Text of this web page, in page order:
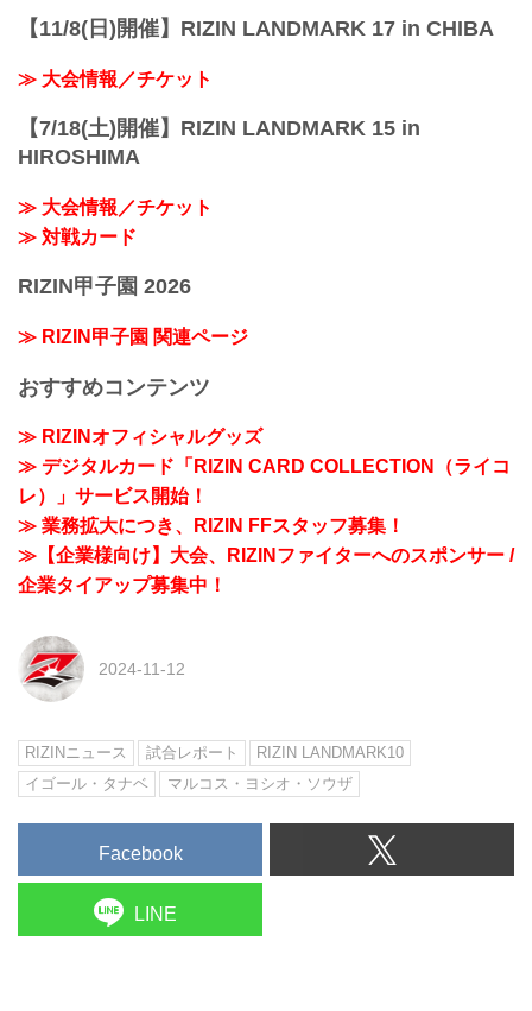
【11/8(日)開催】RIZIN LANDMARK 17 in CHIBA
≫ 大会情報／チケット
【7/18(土)開催】RIZIN LANDMARK 15 in
HIROSHIMA
≫ 大会情報／チケット
≫ 対戦カード
RIZIN甲子園 2026
≫ RIZIN甲子園 関連ページ
おすすめコンテンツ
≫ RIZINオフィシャルグッズ
≫ デジタルカード「RIZIN CARD COLLECTION（ライコ
レ）」サービス開始！
≫ 業務拡大につき、RIZIN FFスタッフ募集！
≫【企業様向け】大会、RIZINファイターへのスポンサー /
企業タイアップ募集中！
2024-11-12
RIZINニュース 試合レポート
RIZIN LANDMARK10
イゴール・タナベ
マルコス・ヨシオ・ソウザ
Facebook
LINE